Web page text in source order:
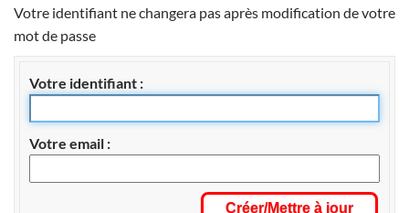
Votre identifiant ne changera pas après modification de votre
mot de passe
Votre identifiant
Votre email